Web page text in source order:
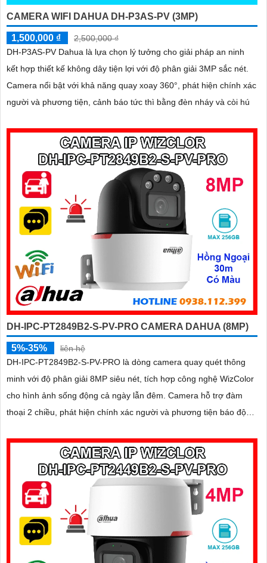
CAMERA WIFI DAHUA DH-P3AS-PV (3MP)
1,500,000 ₫
2,500,000 ₫
DH-P3AS-PV Dahua là lựa chọn lý tưởng cho giải pháp an ninh
kết hợp thiết kế không dây tiện lợi với độ phân giải 3MP sắc nét.
Camera nổi bật với khả năng quay xoay 360°, phát hiện chính xác
người và phương tiện, cảnh báo tức thì bằng đèn nháy và còi hú
DH-IPC-PT2849B2-S-PV-PRO CAMERA DAHUA (8MP)
5%-35%
liên hệ
DH-IPC-PT2849B2-S-PV-PRO là dòng camera quay quét thông
minh với độ phân giải 8MP siêu nét, tích hợp công nghệ WizColor
cho hình ảnh sống động cả ngày lẫn đêm. Camera hỗ trợ đàm
thoại 2 chiều, phát hiện chính xác người và phương tiện báo động